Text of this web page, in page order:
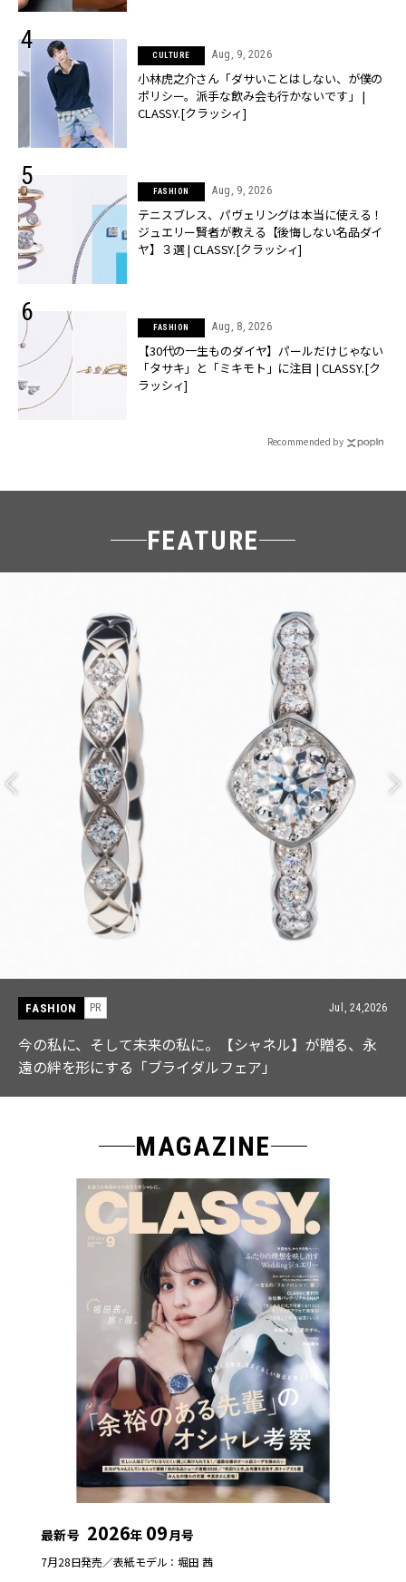
CULTURE Aug, 9, 2026
小林虎之介さん「ダサいことはしない、が僕の
ポリシー。派手な飲み会も行かないです」 |
CLASSY.[クラッシィ]
FASHION Aug, 9, 2026
テニスブレス、パヴェリングは本当に使える！
ジュエリー賢者が教える【後悔しない名品ダイ
ヤ】３選 | CLASSY.[クラッシィ]
FASHION Aug, 8, 2026
【30代の一生ものダイヤ】パールだけじゃない
「タサキ」と「ミキモト」に注目 | CLASSY.[ク
ラッシィ]
Recommended by
FEATURE
FASHION Jul,
【ICB】人気インフルエンサーと共同制作! 週5で着たく
なる「名品ブラウス」２選
MAGAZINE
最新号 2026年 09月号
7月28日発売／表紙モデル：堀田 茜